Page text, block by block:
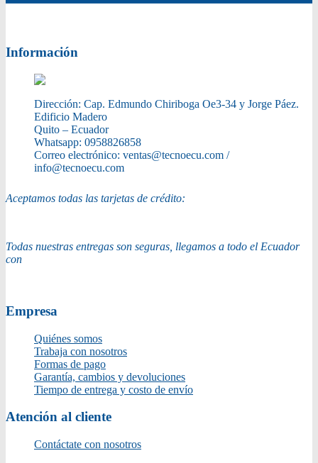
Información
Dirección: Cap. Edmundo Chiriboga Oe3-34 y Jorge Páez.
Edificio Madero
Quito – Ecuador
Whatsapp: 0958826858
Correo electrónico: ventas@tecnoecu.com /
info@tecnoecu.com
Aceptamos todas las tarjetas de crédito:
Todas nuestras entregas son seguras, llegamos a todo el Ecuador
con
Empresa
Quiénes somos
Trabaja con nosotros
Formas de pago
Garantía, cambios y devoluciones
Tiempo de entrega y costo de envío
Atención al cliente
Contáctate con nosotros